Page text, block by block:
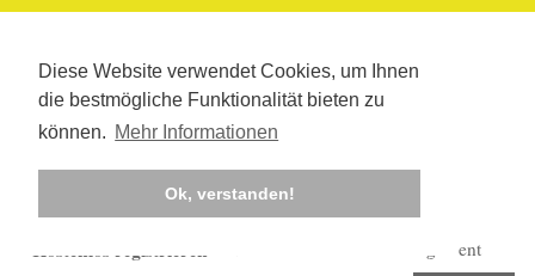
Diese Website verwendet Cookies, um Ihnen
die bestmögliche Funktionalität bieten zu
können. Mehr Informationen
Ok, verstanden!
Kostenlos registrieren
Corona-Management